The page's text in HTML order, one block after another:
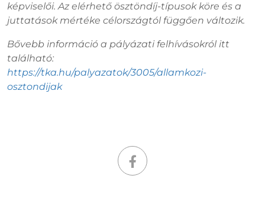
képviselői. Az elérhető ösztöndíj-típusok köre és a
juttatások mértéke célországtól függően változik.
Bővebb információ a pályázati felhívásokról itt
található:
https://tka.hu/palyazatok/3005/allamkozi-
osztondijak